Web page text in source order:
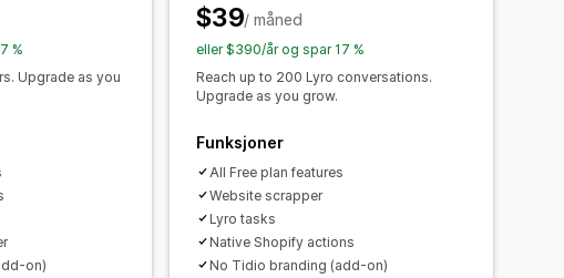
klistremerker Chatvindu
Åpningstider
Tagging Chattilordning
Chatflyter
Flere språk Multibutikk
%
Upgrade as you
on)
$39/ måned
eller $390/år og spar 17 %
Reach up to 200 Lyro conversations.
Upgrade as you grow.
Funksjoner
All Free plan features
Website scrapper
Lyro tasks
Native Shopify actions
No Tidio branding (add-on)